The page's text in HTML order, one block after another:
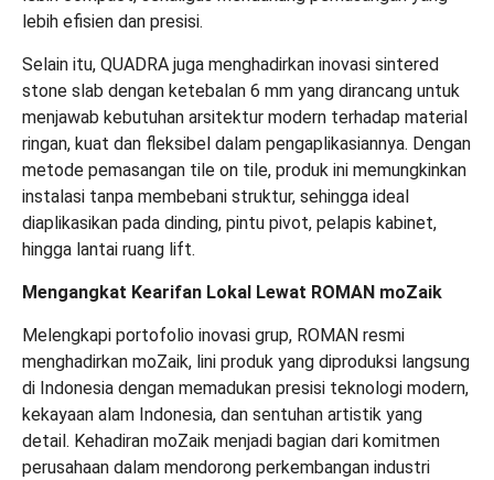
lebih efisien dan presisi.
Selain itu, QUADRA juga menghadirkan inovasi sintered
stone slab dengan ketebalan 6 mm yang dirancang untuk
menjawab kebutuhan arsitektur modern terhadap material
ringan, kuat dan fleksibel dalam pengaplikasiannya. Dengan
metode pemasangan tile on tile, produk ini memungkinkan
instalasi tanpa membebani struktur, sehingga ideal
diaplikasikan pada dinding, pintu pivot, pelapis kabinet,
hingga lantai ruang lift.
Mengangkat Kearifan Lokal Lewat ROMAN moZaik
Melengkapi portofolio inovasi grup, ROMAN resmi
menghadirkan moZaik, lini produk yang diproduksi langsung
di Indonesia dengan memadukan presisi teknologi modern,
kekayaan alam Indonesia, dan sentuhan artistik yang
detail. Kehadiran moZaik menjadi bagian dari komitmen
perusahaan dalam mendorong perkembangan industri